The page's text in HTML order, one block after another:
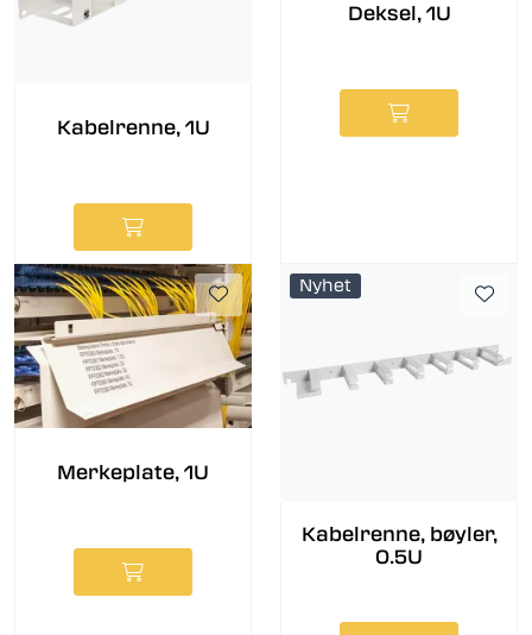
Kabelrenne, 1U
Deksel, 1U
Merkeplate, 1U
Nyhet
Kabelrenne, bøyler,
0.5U